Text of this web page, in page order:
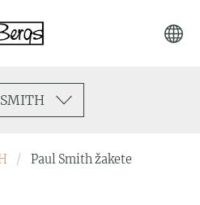
Paul Smith žakete